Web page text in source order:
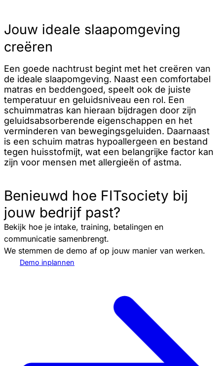
Jouw ideale slaapomgeving
creëren
Een goede nachtrust begint met het creëren van
de ideale slaapomgeving. Naast een comfortabel
matras en beddengoed, speelt ook de juiste
temperatuur en geluidsniveau een rol. Een
schuimmatras kan hieraan bijdragen door zijn
geluidsabsorberende eigenschappen en het
verminderen van bewegingsgeluiden. Daarnaast
is een schuim matras hypoallergeen en bestand
tegen huisstofmijt, wat een belangrijke factor kan
zijn voor mensen met allergieën of astma.
Benieuwd hoe FITsociety bij
jouw bedrijf past?
Bekijk hoe je intake, training, betalingen en
communicatie samenbrengt.
We stemmen de demo af op jouw manier van werken.
Demo inplannen